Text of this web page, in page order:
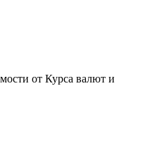
от Курса валют и